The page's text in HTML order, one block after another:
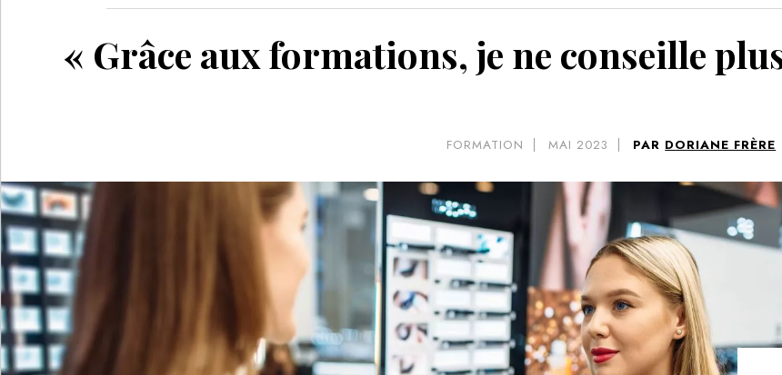
« Grâce aux formations, je ne conseille
FORMATION MAI 2023 PAR DORIANE FRÈRE